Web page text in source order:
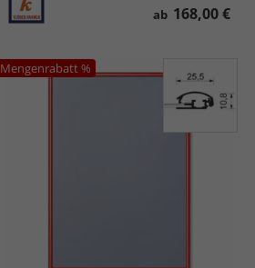
ab 168,00 €
Mengenrabatt %